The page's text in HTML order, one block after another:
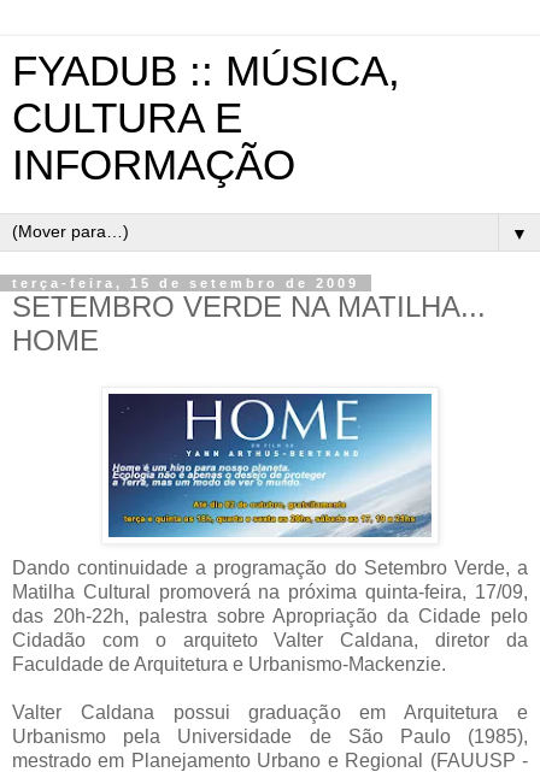
FYADUB :: MÚSICA,
CULTURA E
INFORMAÇÃO
▼
terça-feira, 15 de setembro de 2009
SETEMBRO VERDE NA MATILHA...
HOME
Dando continuidade a programação do Setembro Verde, a
Matilha Cultural promoverá na próxima quinta-feira, 17/09,
das 20h-22h, palestra sobre Apropriação da Cidade pelo
Cidadão com o arquiteto Valter Caldana, diretor da
Faculdade de Arquitetura e Urbanismo-Mackenzie.
Valter Caldana possui graduação em Arquitetura e
Urbanismo pela Universidade de São Paulo (1985),
mestrado em Planejamento Urbano e Regional (FAUUSP -